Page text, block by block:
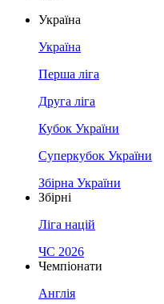
Україна
Україна
Перша ліга
Друга ліга
Кубок України
Суперкубок України
Збірна України
Збірні
Ліга націй
ЧС 2026
Чемпіонати
Англія